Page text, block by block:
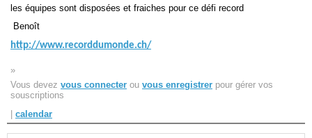
les équipes sont disposées et fraiches pour ce défi record
Benoît
http://www.recorddumonde.ch/
»
Vous devez vous connecter ou vous enregistrer pour gérer vos
souscriptions
| calendar